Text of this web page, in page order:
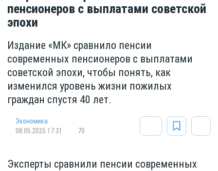
пенсионеров с выплатами советской
эпохи
Издание «МК» сравнило пенсии
современных пенсионеров с выплатами
советской эпохи, чтобы понять, как
изменился уровень жизни пожилых
граждан спустя 40 лет.
Экономика
08.05.2025 17:31
70
Эксперты сравнили пенсии современных